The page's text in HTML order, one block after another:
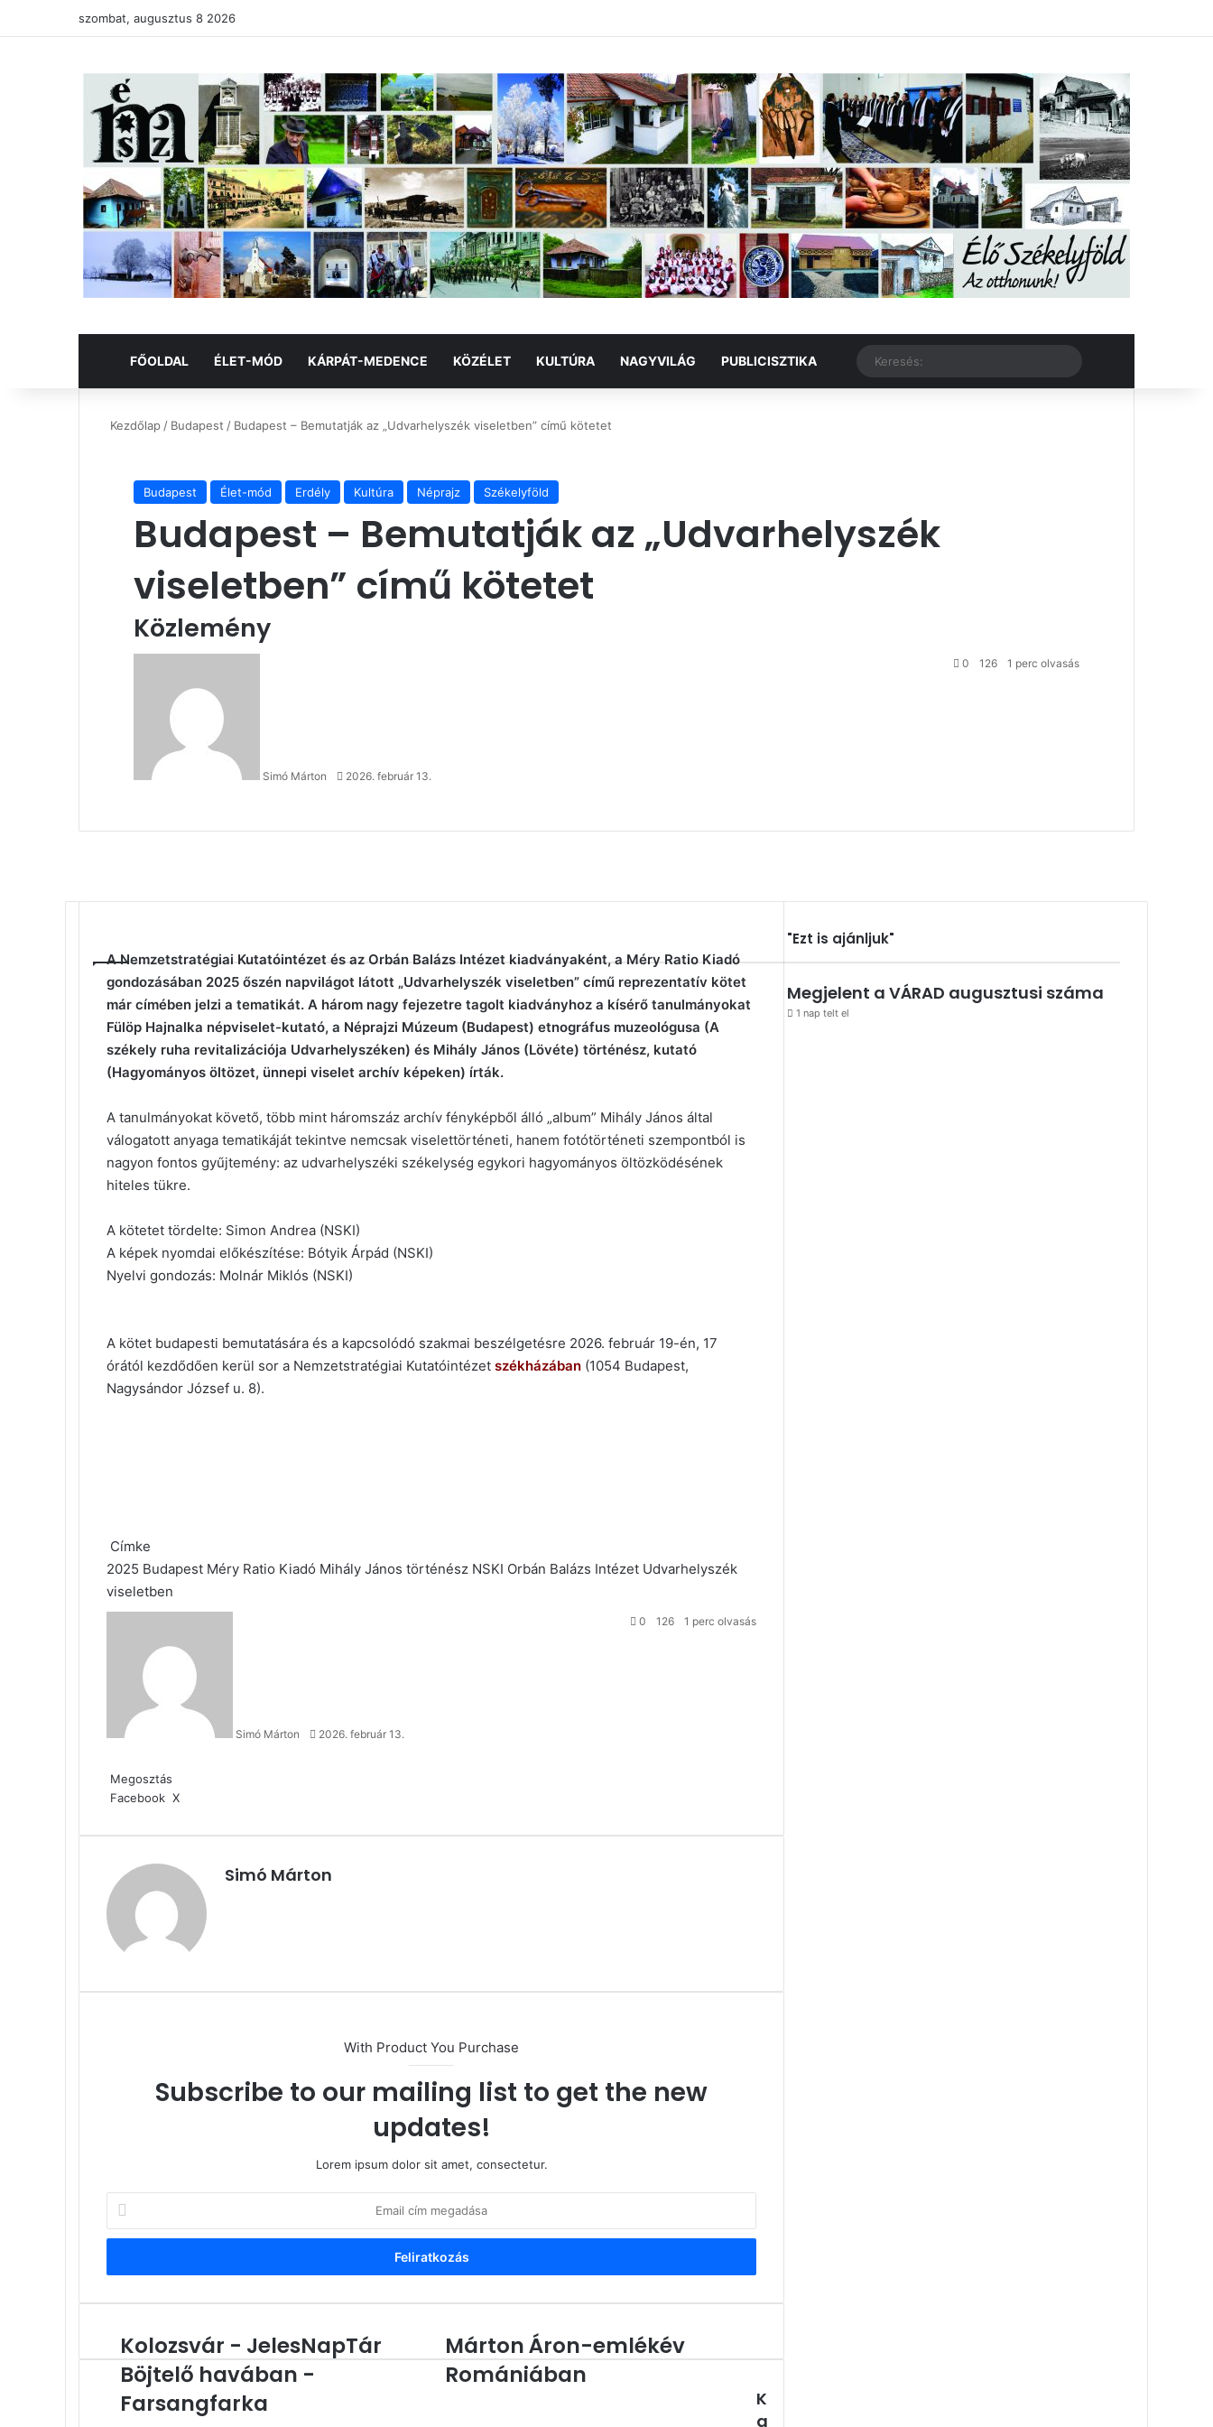
szombat, augusztus 8 2026
FŐOLDAL ÉLET-MÓD KÁRPÁT-MEDENCE KÖZÉLET KULTÚRA NAGYVILÁG PUBLICISZTIKA Véletlen cikk
Kezdőlap / Budapest / Budapest – Bemutatják az „Udvarhelyszék viseletben” című kötetet
Budapest Élet-mód Erdély Kultúra Néprajz Székelyföld
Budapest – Bemutatják az „Udvarhelyszék
viseletben” című kötetet
Közlemény
Simó Márton 2026. február 13.
0 126 1 perc olvasás
email-
ben
A Nemzetstratégiai Kutatóintézet és az Orbán Balázs Intézet kiadványaként, a Méry Ratio Kiadó
gondozásában 2025 őszén napvilágot látott „Udvarhelyszék viseletben” című reprezentatív kötet
már címében jelzi a tematikát. A három nagy fejezetre tagolt kiadványhoz a kísérő tanulmányokat
Fülöp Hajnalka népviselet-kutató, a Néprajzi Múzeum (Budapest) etnográfus muzeológusa (A
székely ruha revitalizációja Udvarhelyszéken) és Mihály János (Lövéte) történész, kutató
(Hagyományos öltözet, ünnepi viselet archív képeken) írták.
A tanulmányokat követő, több mint háromszáz archív fényképből álló „album” Mihály János által
válogatott anyaga tematikáját tekintve nemcsak viselettörténeti, hanem fotótörténeti szempontból is
nagyon fontos gyűjtemény: az udvarhelyszéki székelység egykori hagyományos öltözködésének
hiteles tükre.
A kötetet tördelte: Simon Andrea (NSKI)
A képek nyomdai előkészítése: Bótyik Árpád (NSKI)
Nyelvi gondozás: Molnár Miklós (NSKI)
A kötet budapesti bemutatására és a kapcsolódó szakmai beszélgetésre 2026. február 19-én, 17
órától kezdődően kerül sor a Nemzetstratégiai Kutatóintézet székházában (1054 Budapest,
Nagysándor József u. 8).
Címke
2025 Budapest Méry Ratio Kiadó Mihály János történész NSKI Orbán Balázs Intézet Udvarhelyszék
viseletben
Simó Márton 2026. február 13.
0 126 1 perc olvasás
email-
ben
Megosztás
Facebook X
ben
Simó Márton
With Product You Purchase
Subscribe to our mailing list to get the new
updates!
Lorem ipsum dolor sit amet, consectetur.
cím
megadása
Kolozsvár
-
JelesNapTár
Böjtelő
havában
Kolozsvár - JelesNapTár
Böjtelő havában -
Farsangfarka
Márton
Áron-
emlékév
Márton Áron-emlékév
Romániában
K
a
"Ezt is ajánljuk"
Megjelent a VÁRAD augusztusi száma
1 nap telt el